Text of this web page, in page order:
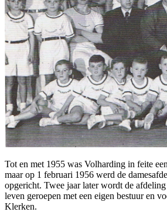
Tot en met 1955 was Volharding in feite
maar op 1 februari 1956 werd de
opgericht. Twee jaar later wordt de
leven geroepen met een eigen bestuur en
Klerken.